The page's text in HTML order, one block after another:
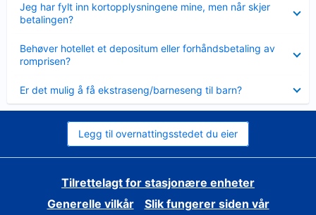
Jeg har fylt inn kortopplysningene mine, men når skjer
betalingen?
mindre
Behøver hotellet et depositum eller forhåndsbetaling av
romprisen?
mindre
Er det mulig å få ekstraseng/barneseng til barn?
mindre
Legg til overnattingsstedet du eier
Tilrettelagt for stasjonære enheter
Generelle vilkår
Slik fungerer siden vår